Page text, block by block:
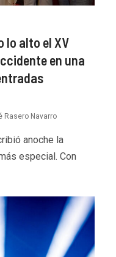
lo alto el XV
en una
Rasero Navarro
anoche la
especial. Con